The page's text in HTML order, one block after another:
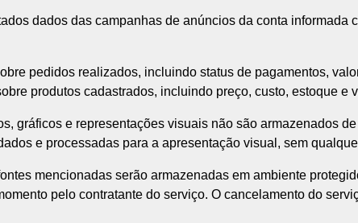
dados das campanhas de anúncios da conta
pedidos realizados, incluindo status de pagamentos,
produtos cadastrados, incluindo preço, custo, estoque e
gráficos e representações visuais não são armazenados
e processadas para a apresentação visual, sem
mencionadas serão armazenadas em ambiente
pelo contratante do serviço. O cancelamento do